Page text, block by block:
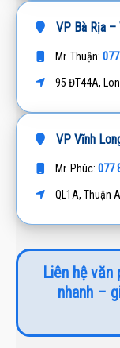
VP Bà Rịa –
Mr. Thuận:
95 ĐT44A,
VP Vĩnh
Mr. Phúc: 077
QL1A, Thuận
Liên hệ
nhanh –